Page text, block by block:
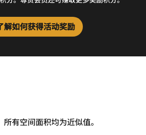
解如何获得活动奖励
所有空间面积均为近似值。